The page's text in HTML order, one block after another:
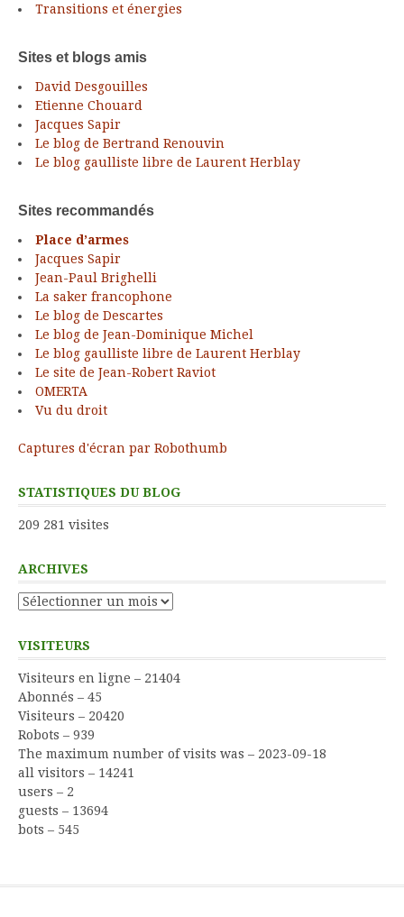
Transitions et énergies
Sites et blogs amis
David Desgouilles
Etienne Chouard
Jacques Sapir
Le blog de Bertrand Renouvin
Le blog gaulliste libre de Laurent Herblay
Sites recommandés
Place d’armes
Jacques Sapir
Jean-Paul Brighelli
La saker francophone
Le blog de Descartes
Le blog de Jean-Dominique Michel
Le blog gaulliste libre de Laurent Herblay
Le site de Jean-Robert Raviot
OMERTA
Vu du droit
Captures d'écran par Robothumb
STATISTIQUES DU BLOG
209 281 visites
ARCHIVES
Archives
VISITEURS
Visiteurs en ligne – 21404
Abonnés – 45
Visiteurs – 20420
Robots – 939
The maximum number of visits was – 2023-09-18
all visitors – 14241
users – 2
guests – 13694
bots – 545